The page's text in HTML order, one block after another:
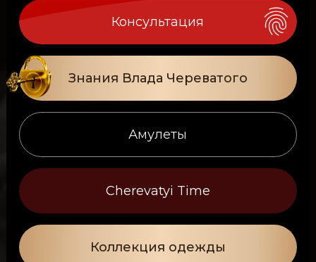
Консультация
Знания Влада Череватого
Коллекция одежды
Амулеты
Cherevatyi Time